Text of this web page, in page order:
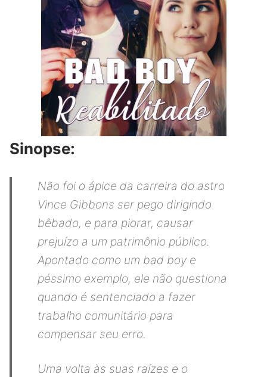
Sinopse:
Não foi o ápice da carreira do astro
Vince Gibbons ser pego dirigindo
bêbado, e para piorar, causar
prejuízo a um patrimônio público.
Apontado como um bad boy e
péssimo exemplo, ele não questiona
quando é sentenciado a fazer
trabalho comunitário para
compensar seu erro.
Uma volta às suas raízes e o